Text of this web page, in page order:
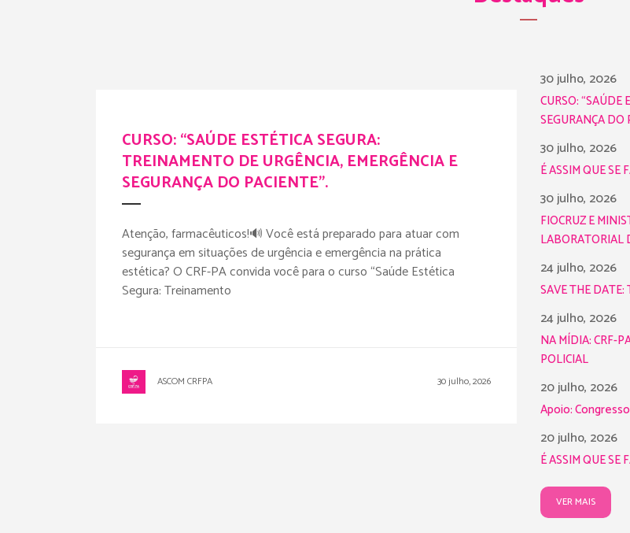
CURSO: “SAÚDE ESTÉTICA SEGURA:
TREINAMENTO DE URGÊNCIA, EMERGÊNCIA E
SEGURANÇA DO PACIENTE”.
Atenção, farmacêuticos!🔊 Você está preparado para atuar com
segurança em situações de urgência e emergência na prática
estética? O CRF-PA convida você para o curso “Saúde Estética
Segura: Treinamento
ASCOM CRFPA 30 julho, 2026
30 julho, 2026
CURSO: “SAÚDE
SEGURANÇA DO
30 julho, 2026
É ASSIM QUE SE
30 julho, 2026
FIOCRUZ E
LABORATORIAL
24 julho, 2026
SAVE THE DATE:
24 julho, 2026
NA MÍDIA: CRF-
POLICIAL
20 julho, 2026
Apoio:
20 julho, 2026
É ASSIM QUE SE
VER MAIS